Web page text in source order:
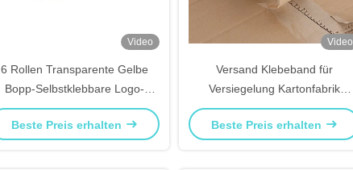
Video
6 Rollen Transparente Gelbe
Bopp-Selbstklebbare Logo-
Bänder mit Umhüllung für
Amazon
Beste Preis erhalten
Video
Versand Klebeband für
Versiegelung Kartonfabrik
Großhandel Bopp-Band
Beste Preis erhalten